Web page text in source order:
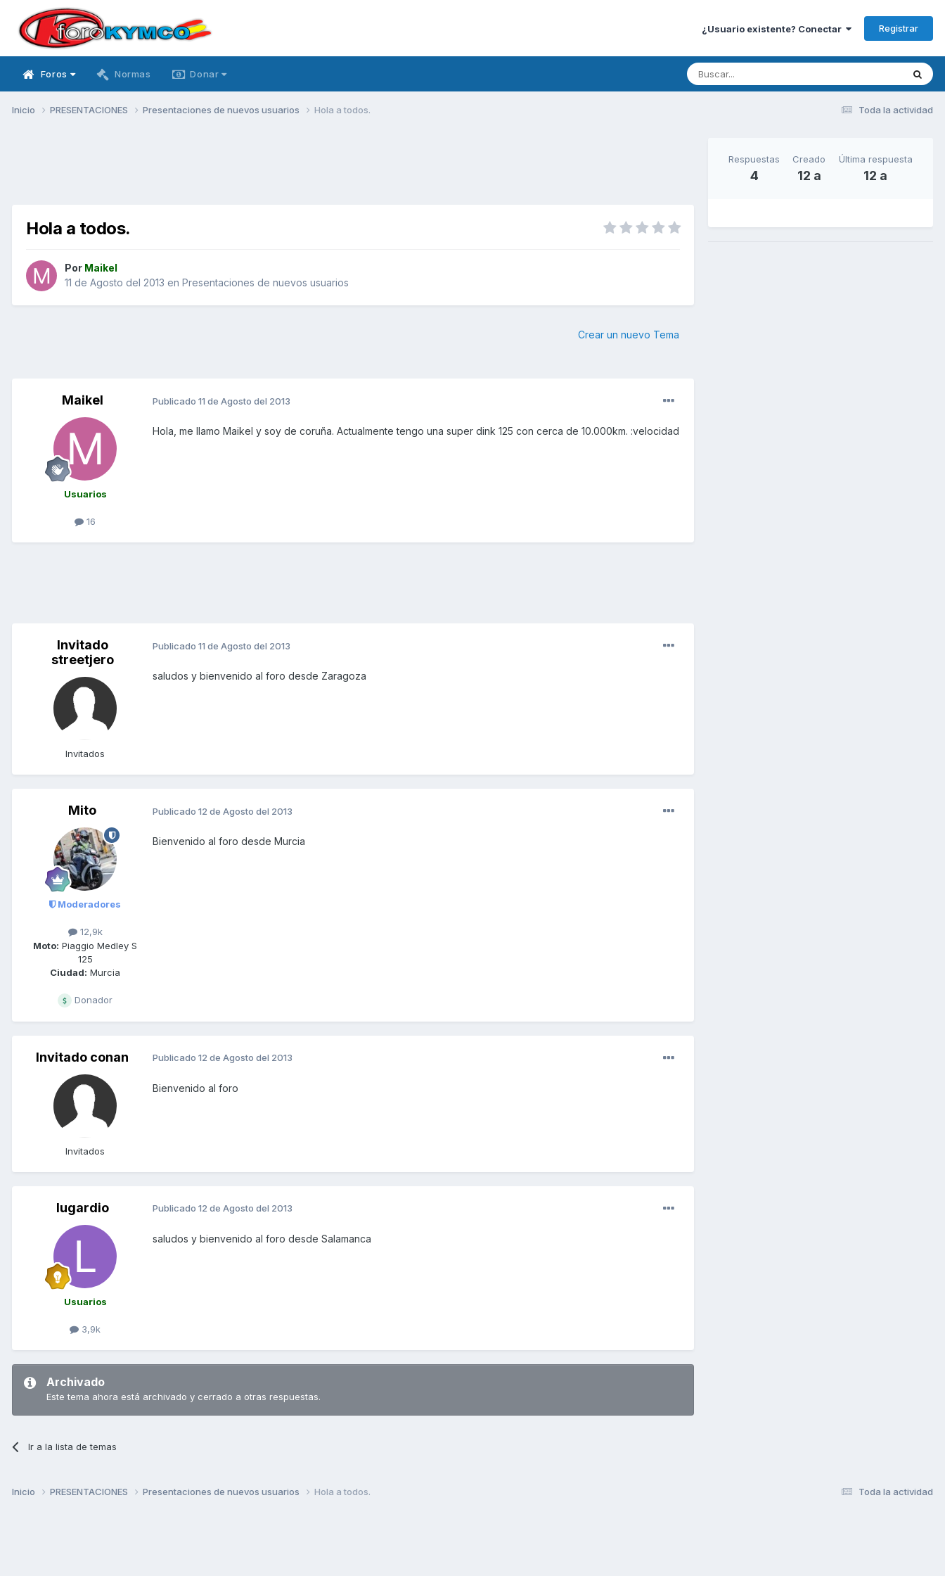
¿Usuario existente? Conectar Registrar
Foros Normas Donar
Toda la actividad
Inicio PRESENTACIONES Presentaciones de nuevos usuarios Hola a todos.
Hola a todos.
Por Maikel
11 de Agosto del 2013 en Presentaciones de nuevos usuarios
Crear un nuevo Tema
Maikel
Usuarios
16
Publicado 11 de Agosto del 2013
Hola, me llamo Maikel y soy de coruña. Actualmente tengo una super dink 125 con cerca de 10.000km. :velocidad
Invitado
streetjero
Invitados
Publicado 11 de Agosto del 2013
saludos y bienvenido al foro desde Zaragoza
Mito
Moderadores
12,9k
Moto: Piaggio Medley S
125
Ciudad: Murcia
Donador
Publicado 12 de Agosto del 2013
Bienvenido al foro desde Murcia
Invitado conan
Invitados
Publicado 12 de Agosto del 2013
Bienvenido al foro
lugardio
Usuarios
3,9k
Publicado 12 de Agosto del 2013
saludos y bienvenido al foro desde Salamanca
Archivado
Este tema ahora está archivado y cerrado a otras respuestas.
Ir a la lista de temas
Respuestas
4
Creado
12 a
Última respuesta
12 a
Toda la actividad
Inicio PRESENTACIONES Presentaciones de nuevos usuarios Hola a todos.